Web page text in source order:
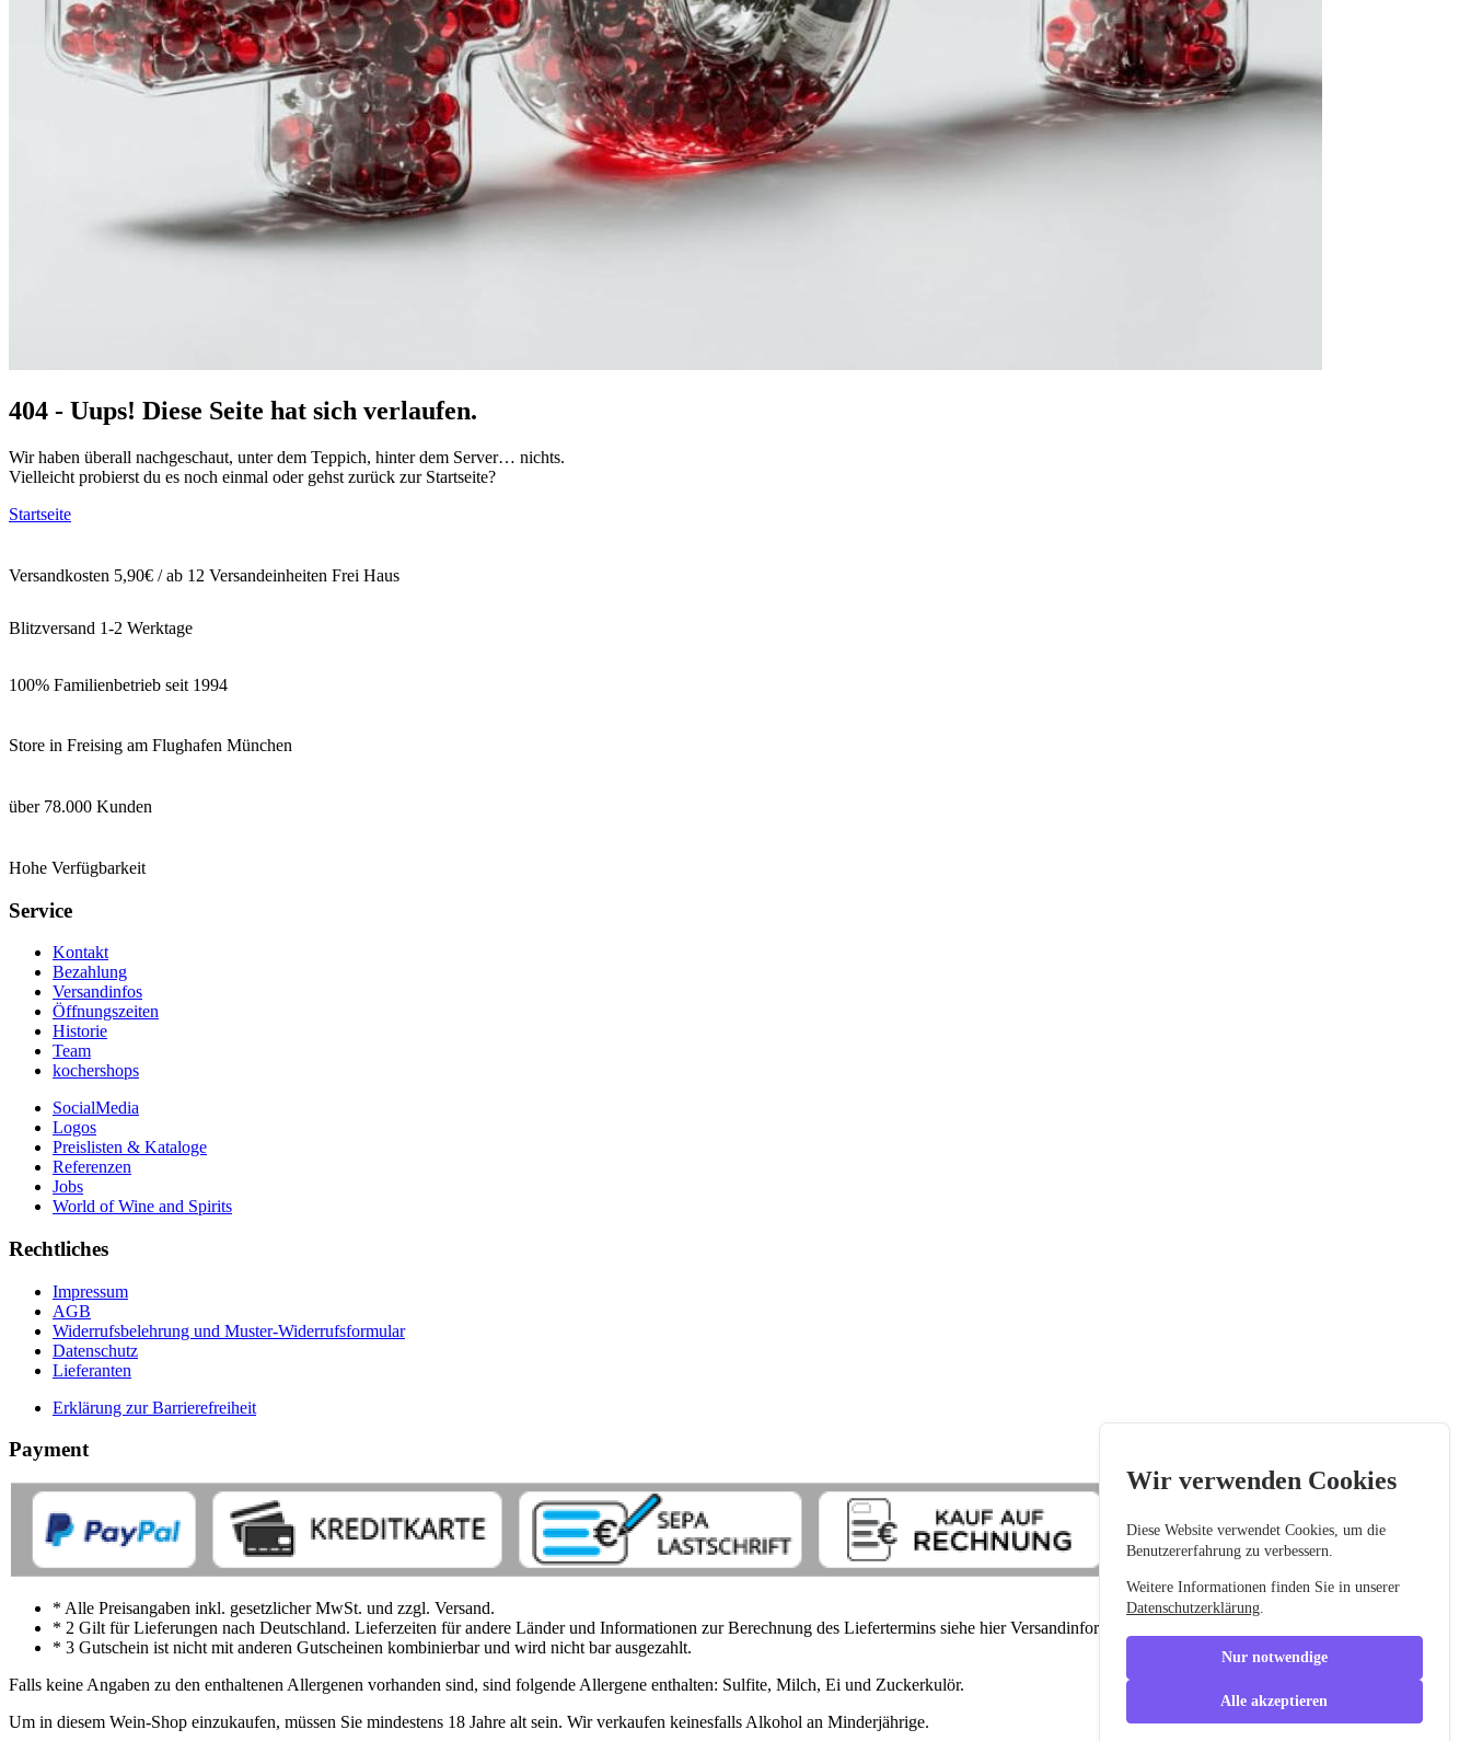
404 - Uups! Diese Seite hat sich verlaufen.
Wir haben überall nachgeschaut, unter dem Teppich, hinter dem Server… nichts.
Vielleicht probierst du es noch einmal oder gehst zurück zur Startseite?
Startseite
Versandkosten 5,90€ / ab 12 Versandeinheiten Frei Haus
Blitzversand 1-2 Werktage
100% Familienbetrieb seit 1994
Store in Freising am Flughafen München
über 78.000 Kunden
Hohe Verfügbarkeit
Service
Kontakt
Bezahlung
Versandinfos
Öffnungszeiten
Historie
Team
kochershops
SocialMedia
Logos
Preislisten & Kataloge
Referenzen
Jobs
World of Wine and Spirits
Rechtliches
Impressum
AGB
Widerrufsbelehrung und Muster-Widerrufsformular
Datenschutz
Lieferanten
Erklärung zur Barrierefreiheit
Payment
* Alle Preisangaben inkl. gesetzlicher MwSt. und zzgl. Versand.
* 2 Gilt für Lieferungen nach Deutschland. Lieferzeiten für andere Länder und Informationen zur Berechnung des Liefertermins siehe hier Versandinformationen
* 3 Gutschein ist nicht mit anderen Gutscheinen kombinierbar und wird nicht bar ausgezahlt.
Falls keine Angaben zu den enthaltenen Allergenen vorhanden sind, sind folgende Allergene enthalten: Sulfite, Milch, Ei und Zuckerkulör.
Um in diesem Wein-Shop einzukaufen, müssen Sie mindestens 18 Jahre alt sein. Wir verkaufen keinesfalls Alkohol an Minderjährige.
Wir verwenden Cookies
Diese Website verwendet Cookies, um die
Benutzererfahrung zu verbessern.
Weitere Informationen finden Sie in unserer
Datenschutzerklärung.
Nur notwendige
Alle akzeptieren